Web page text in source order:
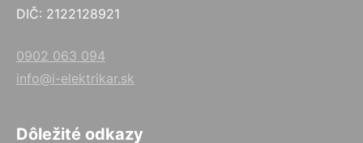
DIČ: 2122128921
0902 063 094
info@i-elektrikar.sk
Dôležité odkazy